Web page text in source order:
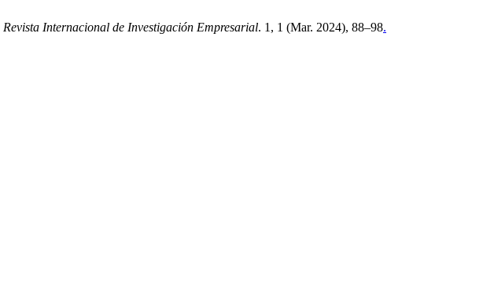
Revista Internacional de Investigación Empresarial. 1, 1 (Mar. 2024), 88–98.